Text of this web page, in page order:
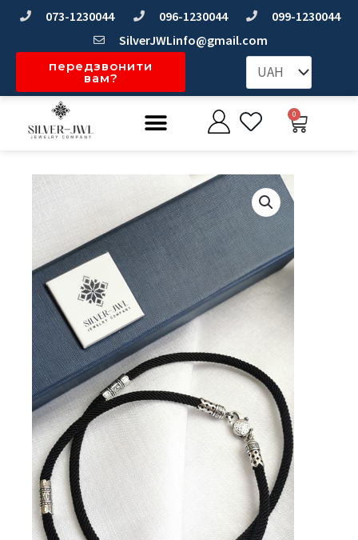
Перейти073-1230044 096-1230044
099-1230044
SilverJWLinfo@gmail.com
передзвонити
вам?
Меню 0